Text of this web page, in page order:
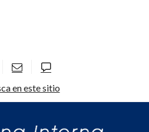
en este sitio